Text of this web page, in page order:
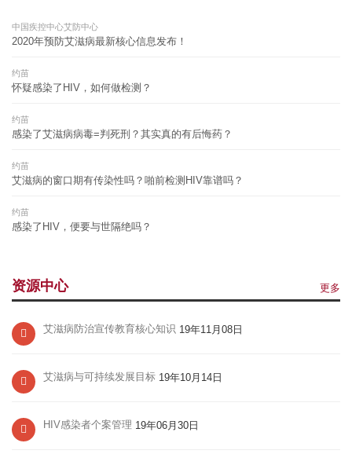
中国疾控中心艾防中心
2020年预防艾滋病最新核心信息发布！
约苗
怀疑感染了HIV，如何做检测？
约苗
感染了艾滋病病毒=判死刑？其实真的有后悔药？
约苗
艾滋病的窗口期有传染性吗？啪前检测HIV靠谱吗？
约苗
感染了HIV，便要与世隔绝吗？
资源中心 更多
艾滋病防治宣传教育核心知识 19年11月08日
艾滋病与可持续发展目标 19年10月14日
HIV感染者个案管理 19年06月30日